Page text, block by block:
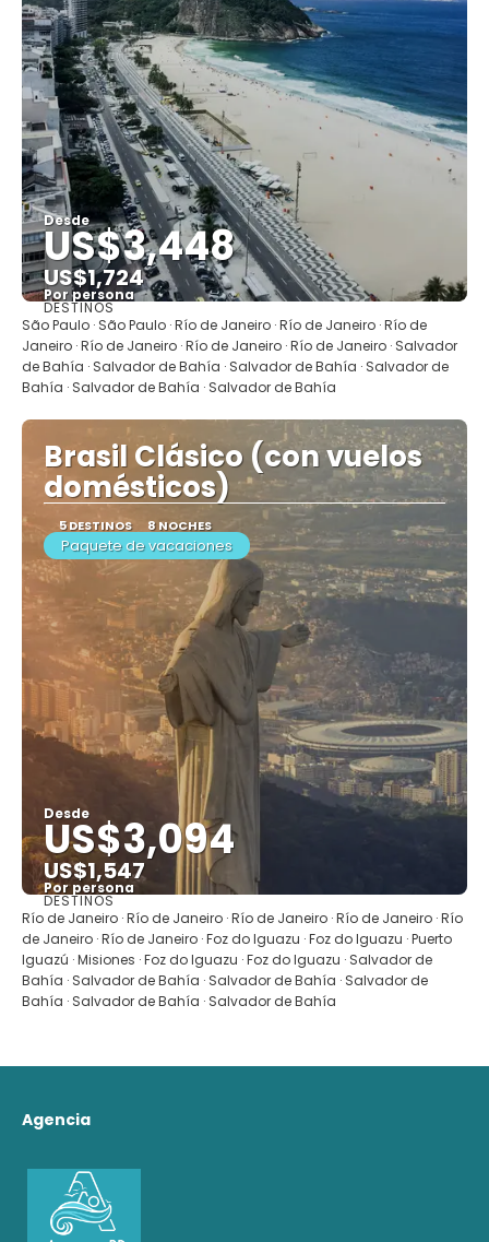
Desde
US$3,448
US$1,724
Por persona
Ver
DESTINOS
São Paulo · São Paulo · Río de Janeiro · Río de Janeiro · Río de
Janeiro · Río de Janeiro · Río de Janeiro · Río de Janeiro · Salvador
de Bahía · Salvador de Bahía · Salvador de Bahía · Salvador de
Bahía · Salvador de Bahía · Salvador de Bahía
Brasil Clásico (con vuelos
domésticos)
5 DESTINOS 8 NOCHES
Paquete de vacaciones
Desde
US$3,094
US$1,547
Por persona
Ver
DESTINOS
Río de Janeiro · Río de Janeiro · Río de Janeiro · Río de Janeiro · Río
de Janeiro · Río de Janeiro · Foz do Iguazu · Foz do Iguazu · Puerto
Iguazú · Misiones · Foz do Iguazu · Foz do Iguazu · Salvador de
Bahía · Salvador de Bahía · Salvador de Bahía · Salvador de
Bahía · Salvador de Bahía · Salvador de Bahía
Agencia